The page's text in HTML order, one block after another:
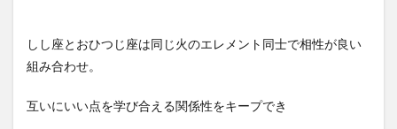
しし座とおひつじ座は同じ火のエレメント同士で相性が良い
組み合わせ。
互いにいい点を学び合える関係性をキープでき